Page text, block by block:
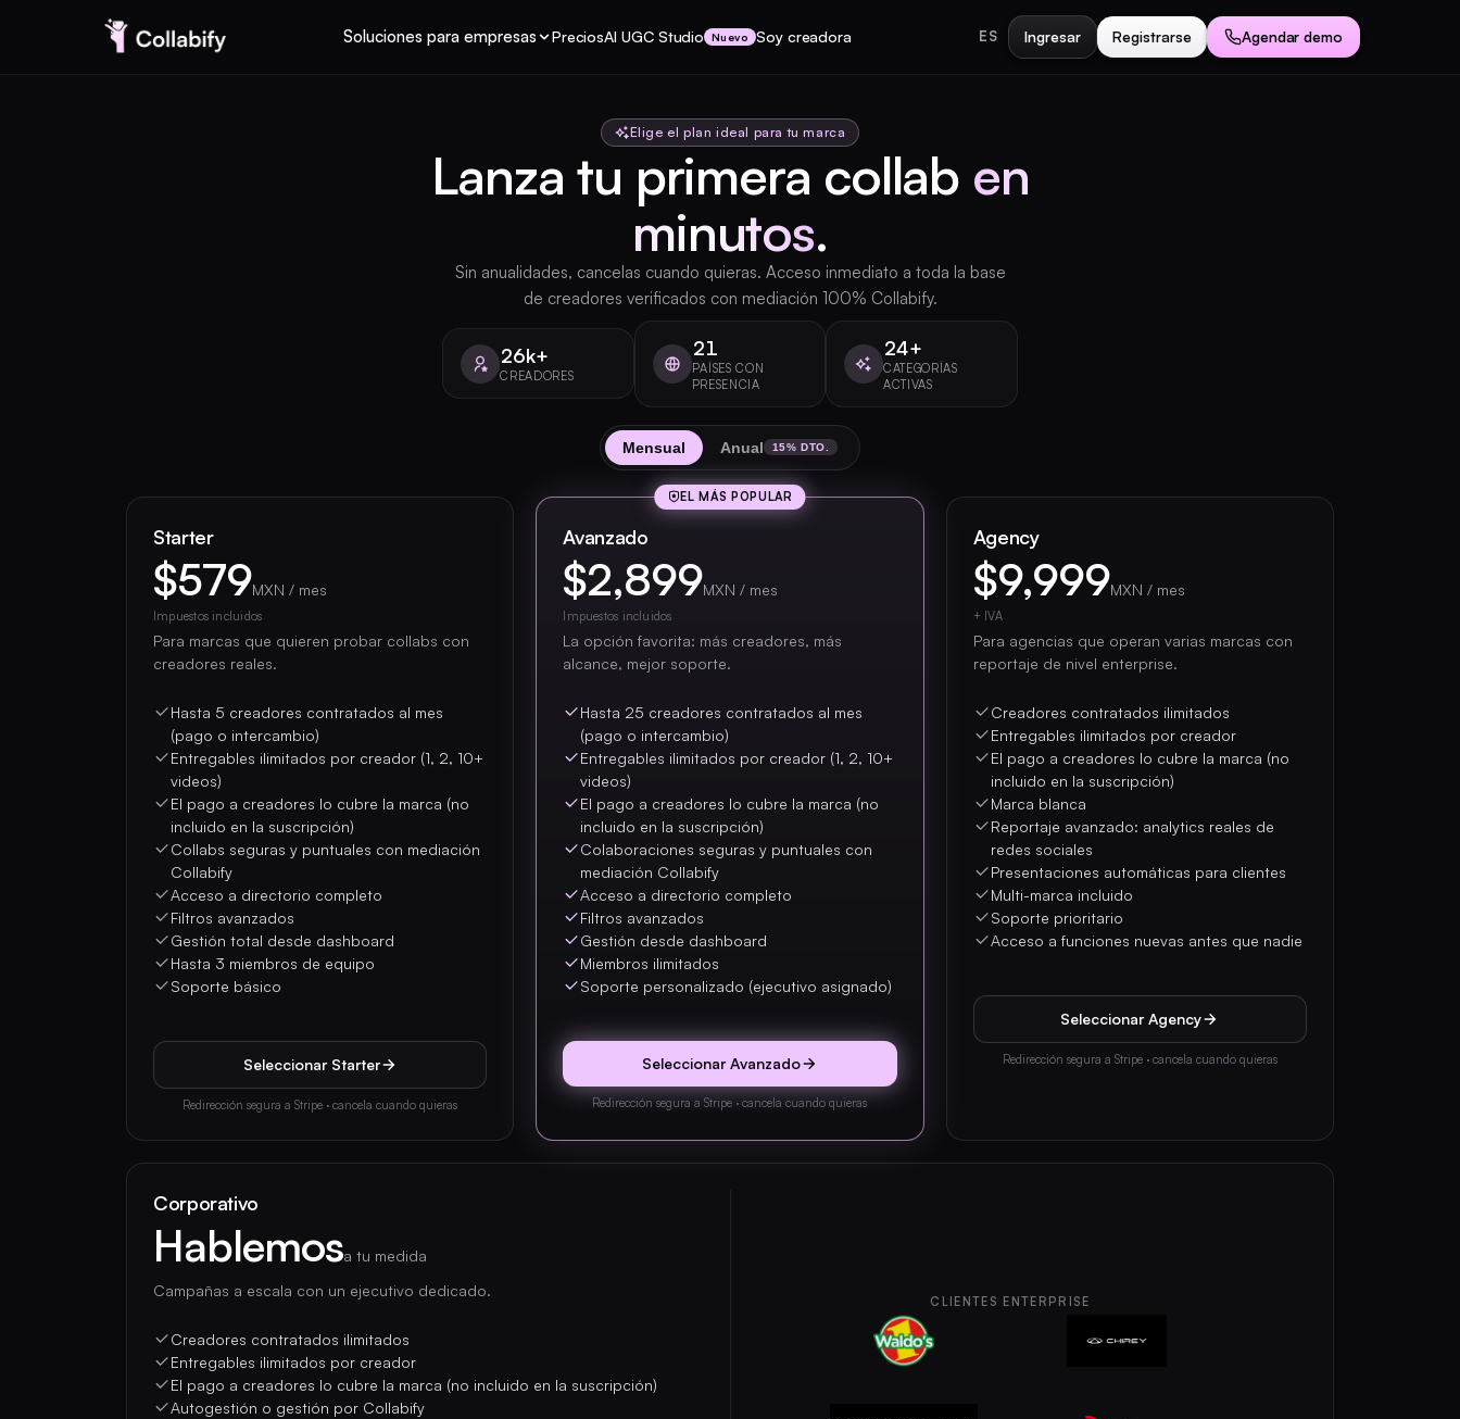
Soluciones para empresas PreciosAI UGC Studio Nuevo Soy creadora ES Ingresar Registrarse Agendar demo
Elige el plan ideal para tu marca
Lanza tu primera collab en
minutos.
Sin anualidades, cancelas cuando quieras. Acceso inmediato a toda la base
de creadores verificados con mediación 100% Collabify.
26k+
CREADORES
21
PAÍSES CON
PRESENCIA
24+
CATEGORÍAS
ACTIVAS
Mensual Anual 15% DTO.
Starter
$579MXN / mes
Impuestos incluidos
Para marcas que quieren probar collabs con
creadores reales.
Hasta 5 creadores contratados al mes
(pago o intercambio)
Entregables ilimitados por creador (1, 2, 10+
videos)
El pago a creadores lo cubre la marca (no
incluido en la suscripción)
Collabs seguras y puntuales con mediación
Collabify
Acceso a directorio completo
Filtros avanzados
Gestión total desde dashboard
Hasta 3 miembros de equipo
Soporte básico
Seleccionar Starter
Redirección segura a Stripe · cancela cuando quieras
EL MÁS POPULAR
Avanzado
$2,899MXN / mes
Impuestos incluidos
La opción favorita: más creadores, más
alcance, mejor soporte.
Hasta 25 creadores contratados al mes
(pago o intercambio)
Entregables ilimitados por creador (1, 2, 10+
videos)
El pago a creadores lo cubre la marca (no
incluido en la suscripción)
Colaboraciones seguras y puntuales con
mediación Collabify
Acceso a directorio completo
Filtros avanzados
Gestión desde dashboard
Miembros ilimitados
Soporte personalizado (ejecutivo asignado)
Seleccionar Avanzado
Redirección segura a Stripe · cancela cuando quieras
Agency
$9,999MXN / mes
+ IVA
Para agencias que operan varias marcas con
reportaje de nivel enterprise.
Creadores contratados ilimitados
Entregables ilimitados por creador
El pago a creadores lo cubre la marca (no
incluido en la suscripción)
Marca blanca
Reportaje avanzado: analytics reales de
redes sociales
Presentaciones automáticas para clientes
Multi-marca incluido
Soporte prioritario
Acceso a funciones nuevas antes que nadie
Seleccionar Agency
Redirección segura a Stripe · cancela cuando quieras
Corporativo
Hablemosa tu medida
Campañas a escala con un ejecutivo dedicado.
Creadores contratados ilimitados
Entregables ilimitados por creador
El pago a creadores lo cubre la marca (no incluido en la suscripción)
Autogestión o gestión por Collabify
CLIENTES ENTERPRISE